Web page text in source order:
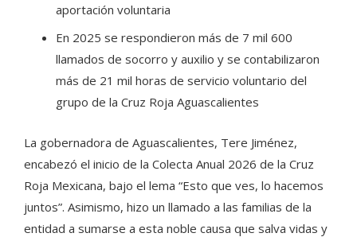
aportación voluntaria
En 2025 se respondieron más de 7 mil 600
llamados de socorro y auxilio y se contabilizaron
más de 21 mil horas de servicio voluntario del
grupo de la Cruz Roja Aguascalientes
La gobernadora de Aguascalientes, Tere Jiménez,
encabezó el inicio de la Colecta Anual 2026 de la Cruz
Roja Mexicana, bajo el lema “Esto que ves, lo hacemos
juntos”. Asimismo, hizo un llamado a las familias de la
entidad a sumarse a esta noble causa que salva vidas y